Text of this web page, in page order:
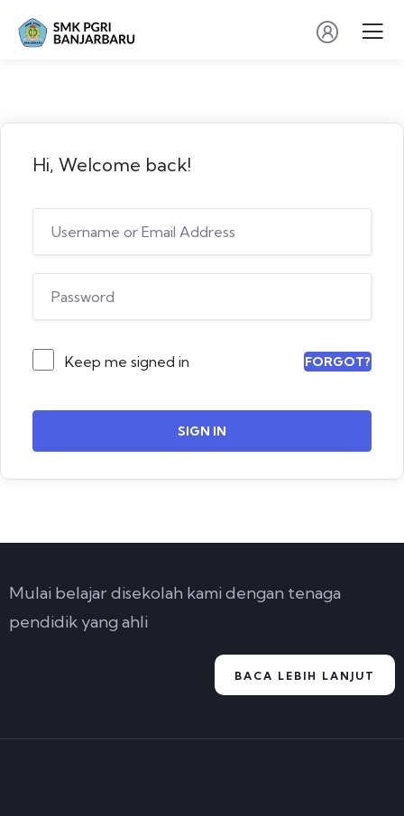
Hi, Welcome back!
Keep me signed in FORGOT?
SIGN IN
Mulai belajar disekolah kami dengan tenaga
pendidik yang ahli
BACA LEBIH LANJUT